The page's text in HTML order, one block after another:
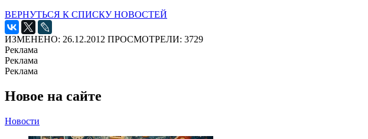
ВЕРНУТЬСЯ К СПИСКУ НОВОСТЕЙ
ИЗМЕНЕНО: 26.12.2012 ПРОСМОТРЕЛИ: 3729
Реклама
Реклама
Реклама
Новое на сайте
Новости